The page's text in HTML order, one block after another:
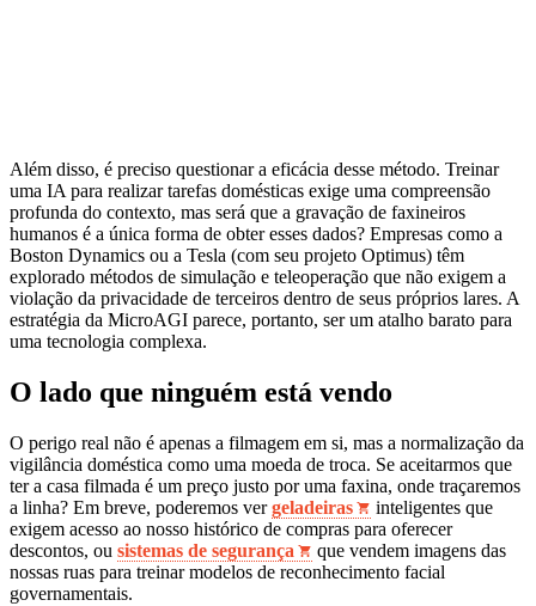
Além disso, é preciso questionar a eficácia desse método. Treinar
uma IA para realizar tarefas domésticas exige uma compreensão
profunda do contexto, mas será que a gravação de faxineiros
humanos é a única forma de obter esses dados? Empresas como a
Boston Dynamics ou a Tesla (com seu projeto Optimus) têm
explorado métodos de simulação e teleoperação que não exigem a
violação da privacidade de terceiros dentro de seus próprios lares. A
estratégia da MicroAGI parece, portanto, ser um atalho barato para
uma tecnologia complexa.
O lado que ninguém está vendo
O perigo real não é apenas a filmagem em si, mas a normalização da
vigilância doméstica como uma moeda de troca. Se aceitarmos que
ter a casa filmada é um preço justo por uma faxina, onde traçaremos
a linha? Em breve, poderemos vergeladeiras
inteligentes que
exigem acesso ao nosso histórico de compras para oferecer
descontos, ou sistemas de segurança
que vendem imagens das
nossas ruas para treinar modelos de reconhecimento facial
governamentais.